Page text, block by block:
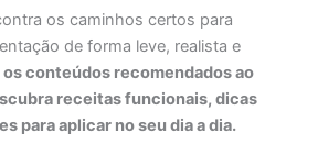
os caminhos certos para
de forma leve, realista e
os conteúdos recomendados ao
receitas funcionais, dicas
para aplicar no seu dia a dia.